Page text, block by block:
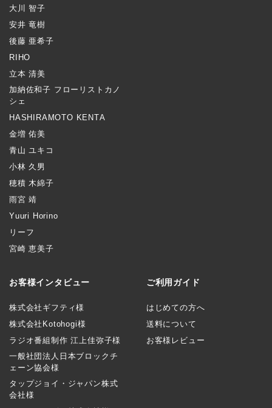
大川 智子
安井 竜樹
後藤 亜希子
RIHO
立本 清美
加納佐和子 フローリストカノ
シェ
HASHIRAMOTO KENTA
金増 佑美
青山 ユキコ
小林 久男
穂積 木綿子
雨宮 靖
Yuuri Horino
リーフ
宮崎 恵美子
お客様インタビュー
株式会社ギフティ様
株式会社Kotohogi様
ラジオ番組制作 江上佳弥子様
一般社団法人日本ブロックチ
ェーン協会様
タップジョイ・ジャパン株式
会社様
ご利用ガイド
はじめての方へ
送料について
お客様レビュー